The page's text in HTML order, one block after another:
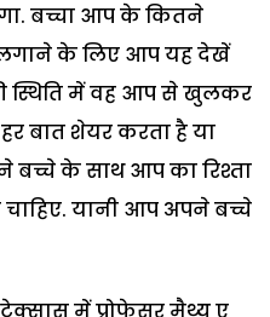
बच्चा आप के कितने
लगाने के लिए आप यह देखें
स्थिति में वह आप से खुलकर
बात शेयर करता है या
बच्चे के साथ आप का रिश्ता
चाहिए. यानी आप अपने बच्चे
में प्रोफेसर मैथ्यू ए